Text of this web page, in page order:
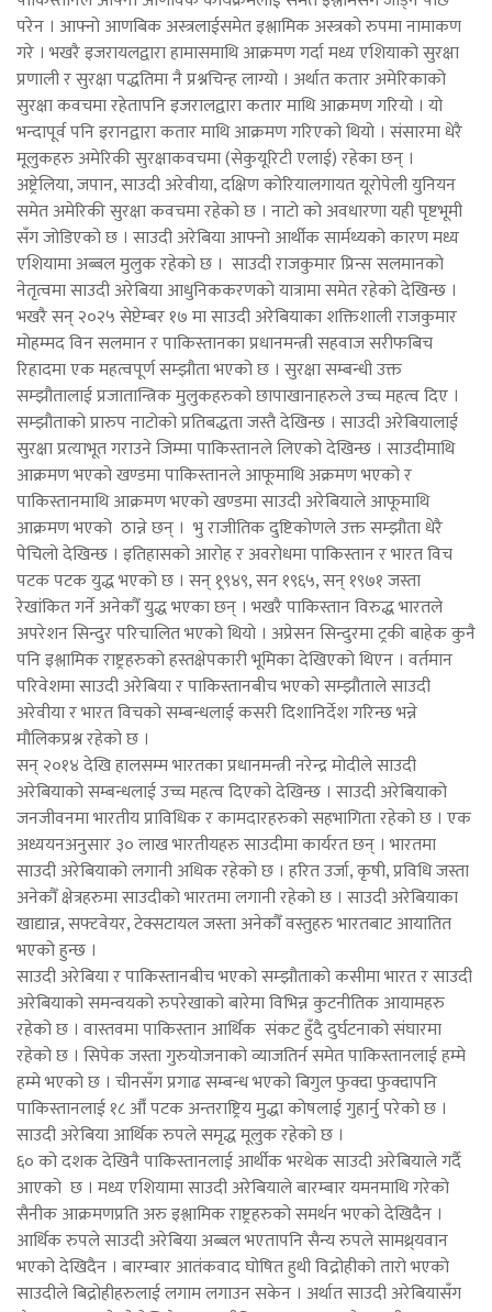
परेन । आफ्नो आणबिक अस्त्रलाईसमेत इश्लामिक अस्त्रको रुपमा नामाकण
गरे । भखरै इजरायलद्वारा हामासमाथि आक्रमण गर्दा मध्य एशियाको सुरक्षा
प्रणाली र सुरक्षा पद्धतिमा नै प्रश्नचिन्ह लाग्यो । अर्थात कतार अमेरिकाको
सुरक्षा कवचमा रहेतापनि इजरालद्वारा कतार माथि आक्रमण गरियो । यो
भन्दापूर्व पनि इरानद्वारा कतार माथि आक्रमण गरिएको थियो । संसारमा धेरै
मूलुकहरु अमेरिकी सुरक्षाकवचमा (सेकुयूरिटी एलाई) रहेका छन् ।
अष्ट्रेलिया, जपान, साउदी अरेवीया, दक्षिण कोरियालगायत यूरोपेली युनियन
समेत अमेरिकी सुरक्षा कवचमा रहेको छ । नाटो को अवधारणा यही पृष्टभूमी
सँग जोडिएको छ । साउदी अरेबिया आफ्नो आर्थीक सार्मथ्यको कारण मध्य
एशियामा अब्बल मुलुक रहेको छ । साउदी राजकुमार प्रिन्स सलमानको
नेतृत्वमा साउदी अरेबिया आधुनिककरणको यात्रामा समेत रहेको देखिन्छ ।
भखरै सन् २०२५ सेप्टेम्बर १७ मा साउदी अरेबियाका शक्तिशाली राजकुमार
मोहम्मद विन सलमान र पाकिस्तानका प्रधानमन्त्री सहवाज सरीफबिच
रिहादमा एक महत्वपूर्ण सम्झौता भएको छ । सुरक्षा सम्बन्धी उक्त
सम्झौतालाई प्रजातान्त्रिक मुलुकहरुको छापाखानाहरुले उच्च महत्व दिए ।
सम्झौताको प्रारुप नाटोको प्रतिबद्धता जस्तै देखिन्छ । साउदी अरेबियालाई
सुरक्षा प्रत्याभूत गराउने जिम्मा पाकिस्तानले लिएको देखिन्छ । साउदीमाथि
आक्रमण भएको खण्डमा पाकिस्तानले आफूमाथि अक्रमण भएको र
पाकिस्तानमाथि आक्रमण भएको खण्डमा साउदी अरेबियाले आफूमाथि
आक्रमण भएको ठान्ने छन् । भु राजीतिक दुष्टिकोणले उक्त सम्झौता धेरै
पेचिलो देखिन्छ । इतिहासको आरोह र अवरोधमा पाकिस्तान र भारत विच
पटक पटक युद्ध भएको छ । सन् १्र९४९, सन १९६५, सन् १९७१ जस्ता
रेखांकित गर्ने अनेकौँ युद्ध भएका छन् । भखरै पाकिस्तान विरुद्ध भारतले
अपरेशन सिन्दुर परिचालित भएको थियो । अप्रेसन सिन्दुरमा ट्रकी बाहेक कुनै
पनि इश्लामिक राष्ट्रहरुको हस्तक्षेपकारी भूमिका देखिएको थिएन । वर्तमान
परिवेशमा साउदी अरेबिया र पाकिस्तानबीच भएको सम्झौताले साउदी
अरेवीया र भारत विचको सम्बन्धलाई कसरी दिशानिर्देश गरिन्छ भन्ने
मौलिकप्रश्न रहेको छ ।
सन् २०१४ देखि हालसम्म भारतका प्रधानमन्त्री नरेन्द्र मोदीले साउदी
अरेबियाको सम्बन्धलाई उच्च महत्व दिएको देखिन्छ । साउदी अरेबियाको
जनजीवनमा भारतीय प्राविधिक र कामदारहरुको सहभागिता रहेको छ । एक
अध्ययनअनुसार ३० लाख भारतीयहरु साउदीमा कार्यरत छन् । भारतमा
साउदी अरेबियाको लगानी अधिक रहेको छ । हरित उर्जा, कृषी, प्रविधि जस्ता
अनेकौँ क्षेत्रहरुमा साउदीको भारतमा लगानी रहेको छ । साउदी अरेबियाका
खाद्यान्न, सफ्टवेयर, टेक्सटायल जस्ता अनेकौँ वस्तुहरु भारतबाट आयातित
भएको हुन्छ ।
साउदी अरेबिया र पाकिस्तानबीच भएको सम्झौताको कसीमा भारत र साउदी
अरेबियाको समन्वयको रुपरेखाको बारेमा विभिन्न कुटनीतिक आयामहरु
रहेको छ । वास्तवमा पाकिस्तान आर्थिक संकट हुँदै दुर्घटनाको संघारमा
रहेको छ । सिपेक जस्ता गुरुयोजनाको व्याजतिर्न समेत पाकिस्तानलाई हम्मे
हम्मे भएको छ । चीनसँग प्रगाढ सम्बन्ध भएको बिगुल फुक्दा फुक्दापनि
पाकिस्तानलाई १८ औँ पटक अन्तराष्ट्रिय मुद्धा कोषलाई गुहार्नु परेको छ ।
साउदी अरेबिया आर्थिक रुपले समृद्ध मूलुक रहेको छ ।
६० को दशक देखिनै पाकिस्तानलाई आर्थीक भरथेक साउदी अरेबियाले गर्दै
आएको छ । मध्य एशियामा साउदी अरेबियाले बारम्बार यमनमाथि गरेको
सैनीक आक्रमणप्रति अरु इश्लामिक राष्ट्रहरुको समर्थन भएको देखिदैन ।
आर्थिक रुपले साउदी अरेबिया अब्बल भएतापनि सैन्य रुपले सामथ्र्यवान
भएको देखिदैन । बारम्बार आतंकवाद घोषित हुथी विद्रोहीको तारो भएको
साउदीले बिद्रोहीहरुलाई लगाम लगाउन सकेन । अर्थात साउदी अरेबियासँग